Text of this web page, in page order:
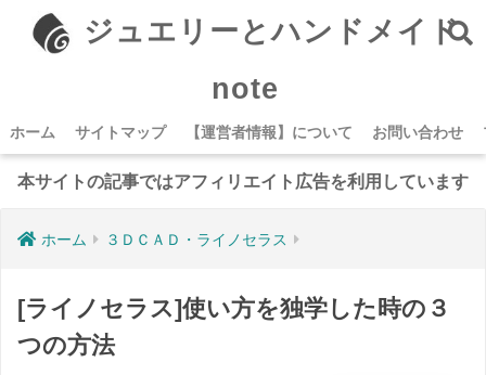
ジュエリーとハンドメイド
note
ホーム サイトマップ 【運営者情報】について お問い合わせ
本サイトの記事ではアフィリエイト広告を利用しています
ホーム ３ＤＣＡＤ・ライノセラス
[ライノセラス]使い方を独学した時の３
つの方法